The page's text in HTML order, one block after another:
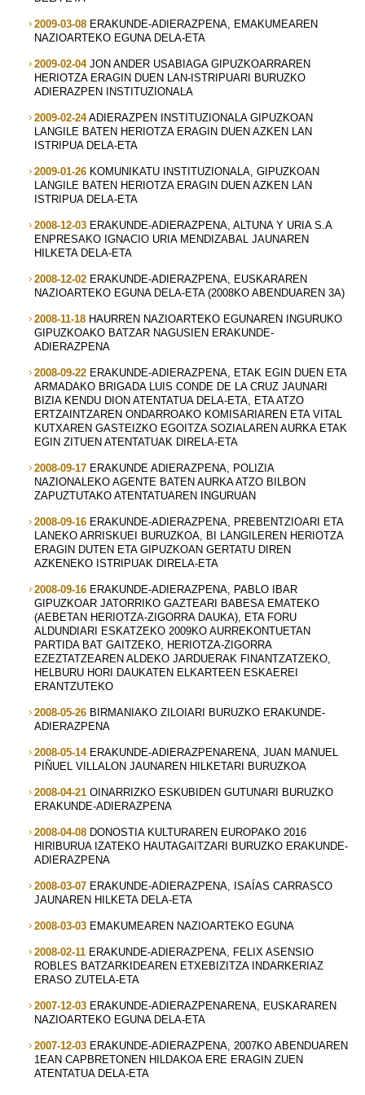
2009-03-08 ERAKUNDE-ADIERAZPENA, EMAKUMEAREN
NAZIOARTEKO EGUNA DELA-ETA
2009-02-04 JON ANDER USABIAGA GIPUZKOARRAREN
HERIOTZA ERAGIN DUEN LAN-ISTRIPUARI BURUZKO
ADIERAZPEN INSTITUZIONALA
2009-02-24 ADIERAZPEN INSTITUZIONALA GIPUZKOAN
LANGILE BATEN HERIOTZA ERAGIN DUEN AZKEN LAN
ISTRIPUA DELA-ETA
2009-01-26 KOMUNIKATU INSTITUZIONALA, GIPUZKOAN
LANGILE BATEN HERIOTZA ERAGIN DUEN AZKEN LAN
ISTRIPUA DELA-ETA
2008-12-03 ERAKUNDE-ADIERAZPENA, ALTUNA Y URIA S.A
ENPRESAKO IGNACIO URIA MENDIZABAL JAUNAREN
HILKETA DELA-ETA
2008-12-02 ERAKUNDE-ADIERAZPENA, EUSKARAREN
NAZIOARTEKO EGUNA DELA-ETA (2008KO ABENDUAREN 3A)
2008-11-18 HAURREN NAZIOARTEKO EGUNAREN INGURUKO
GIPUZKOAKO BATZAR NAGUSIEN ERAKUNDE-
ADIERAZPENA
2008-09-22 ERAKUNDE-ADIERAZPENA, ETAK EGIN DUEN ETA
ARMADAKO BRIGADA LUIS CONDE DE LA CRUZ JAUNARI
BIZIA KENDU DION ATENTATUA DELA-ETA, ETA ATZO
ERTZAINTZAREN ONDARROAKO KOMISARIAREN ETA VITAL
KUTXAREN GASTEIZKO EGOITZA SOZIALAREN AURKA ETAK
EGIN ZITUEN ATENTATUAK DIRELA-ETA
2008-09-17 ERAKUNDE ADIERAZPENA, POLIZIA
NAZIONALEKO AGENTE BATEN AURKA ATZO BILBON
ZAPUZTUTAKO ATENTATUAREN INGURUAN
2008-09-16 ERAKUNDE-ADIERAZPENA, PREBENTZIOARI ETA
LANEKO ARRISKUEI BURUZKOA, BI LANGILEREN HERIOTZA
ERAGIN DUTEN ETA GIPUZKOAN GERTATU DIREN
AZKENEKO ISTRIPUAK DIRELA-ETA
2008-09-16 ERAKUNDE-ADIERAZPENA, PABLO IBAR
GIPUZKOAR JATORRIKO GAZTEARI BABESA EMATEKO
(AEBETAN HERIOTZA-ZIGORRA DAUKA), ETA FORU
ALDUNDIARI ESKATZEKO 2009KO AURREKONTUETAN
PARTIDA BAT GAITZEKO, HERIOTZA-ZIGORRA
EZEZTATZEAREN ALDEKO JARDUERAK FINANTZATZEKO,
HELBURU HORI DAUKATEN ELKARTEEN ESKAEREI
ERANTZUTEKO
2008-05-26 BIRMANIAKO ZILOIARI BURUZKO ERAKUNDE-
ADIERAZPENA
2008-05-14 ERAKUNDE-ADIERAZPENARENA, JUAN MANUEL
PIÑUEL VILLALON JAUNAREN HILKETARI BURUZKOA
2008-04-21 OINARRIZKO ESKUBIDEN GUTUNARI BURUZKO
ERAKUNDE-ADIERAZPENA
2008-04-08 DONOSTIA KULTURAREN EUROPAKO 2016
HIRIBURUA IZATEKO HAUTAGAITZARI BURUZKO ERAKUNDE-
ADIERAZPENA
2008-03-07 ERAKUNDE-ADIERAZPENA, ISAÍAS CARRASCO
JAUNAREN HILKETA DELA-ETA
2008-03-03 EMAKUMEAREN NAZIOARTEKO EGUNA
2008-02-11 ERAKUNDE-ADIERAZPENA, FELIX ASENSIO
ROBLES BATZARKIDEAREN ETXEBIZITZA INDARKERIAZ
ERASO ZUTELA-ETA
2007-12-03 ERAKUNDE-ADIERAZPENARENA, EUSKARAREN
NAZIOARTEKO EGUNA DELA-ETA
2007-12-03 ERAKUNDE-ADIERAZPENA, 2007KO ABENDUAREN
1EAN CAPBRETONEN HILDAKOA ERE ERAGIN ZUEN
ATENTATUA DELA-ETA